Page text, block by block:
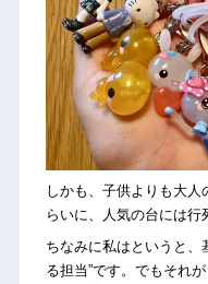
しかも、子供よりも大人
らいに、人気の台には行
ちなみに私はというと、
る担当”です。でもそれ